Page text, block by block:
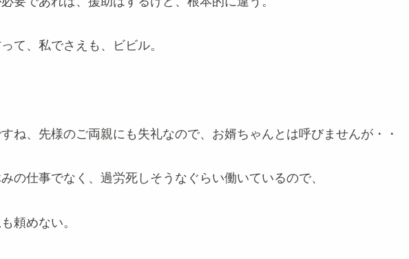
て、私でさえも、ビビル。
ね、先様のご両親にも失礼なので、お婿ちゃんとは呼びませんが・・
の仕事でなく、過労死しそうなぐらい働いているので、
頼めない。